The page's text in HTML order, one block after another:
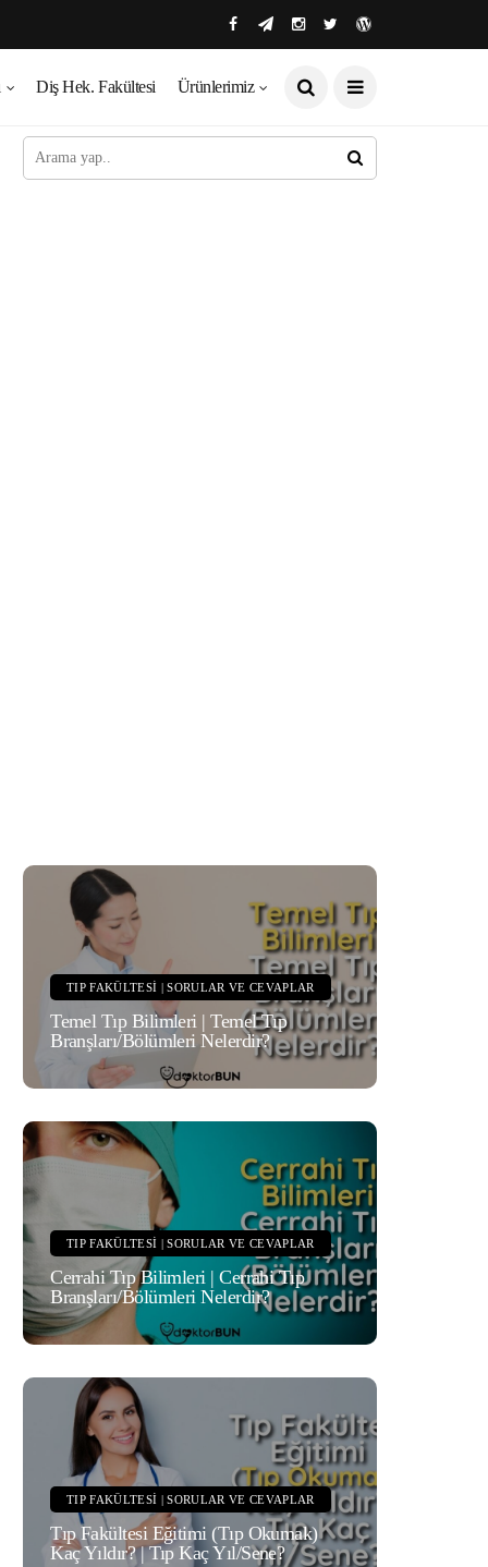
Diş Hek. Fakültesi Ürünlerimiz
TIP FAKÜLTESI | SORULAR VE CEVAPLAR
Temel Tıp Bilimleri | Temel Tıp
Branşları/Bölümleri Nelerdir?
TIP FAKÜLTESI | SORULAR VE CEVAPLAR
Cerrahi Tıp Bilimleri | Cerrahi Tıp
Branşları/Bölümleri Nelerdir?
TIP FAKÜLTESI | SORULAR VE CEVAPLAR
Tıp Fakültesi Eğitimi (Tıp Okumak)
Kaç Yıldır? | Tıp Kaç Yıl/Sene?